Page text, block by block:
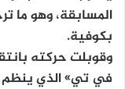
المسابقة، وهو ما
بكوفية.
وقوبلت حركته
في تي» الذي ينظم